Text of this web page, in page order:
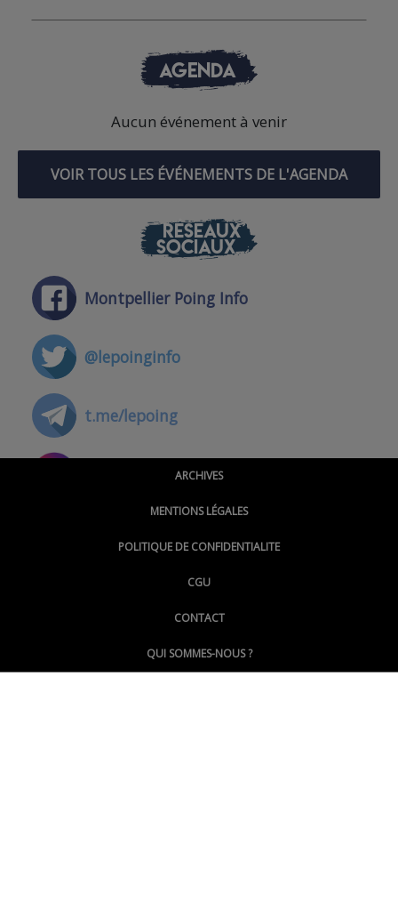
AGENDA
Aucun événement à venir
VOIR TOUS LES ÉVÉNEMENTS DE L'AGENDA
RÉSEAUX
SOCIAUX
Montpellier Poing Info
@lepoinginfo
t.me/lepoing
@montpellierpoinginfo
@LePoingMontpellier
ARCHIVES
MENTIONS LÉGALES
POLITIQUE DE CONFIDENTIALITE
CGU
CONTACT
QUI SOMMES-NOUS ?